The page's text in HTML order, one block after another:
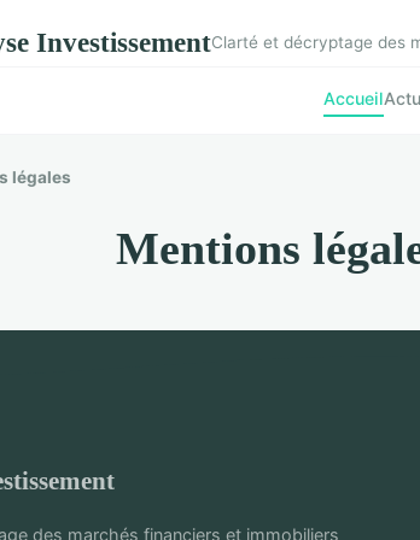
InvestissementClarté et décryptage des
AccueilActu
légales
Mentions
des marchés financiers et immobiliers